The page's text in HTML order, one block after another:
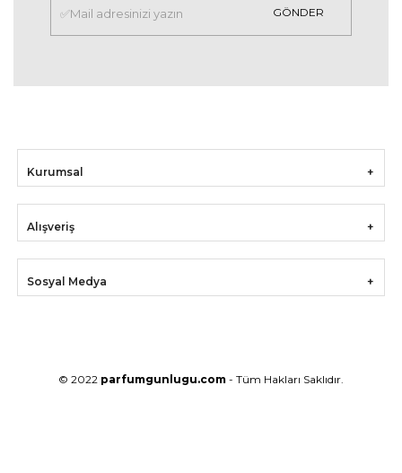
GÖNDER
Kurumsal
Alışveriş
Sosyal Medya
© 2022 parfumgunlugu.com - Tüm Hakları Saklıdır.